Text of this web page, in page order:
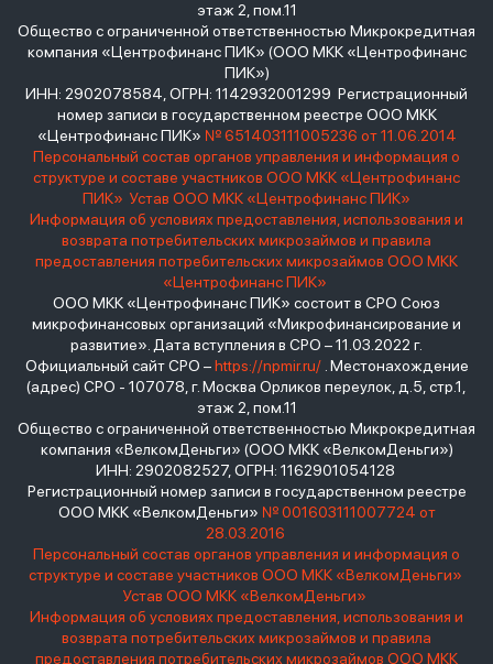
этаж 2, пом.11
Общество с ограниченной ответственностью Микрокредитная
компания «Центрофинанс ПИК» (ООО МКК «Центрофинанс
ПИК»)
ИНН: 2902078584, ОГРН: 1142932001299 Регистрационный
номер записи в государственном реестре ООО МКК
«Центрофинанс ПИК» № 651403111005236 от 11.06.2014
Персональный состав органов управления и информация о
структуре и составе участников ООО МКК «Центрофинанс
ПИК» Устав ООО МКК «Центрофинанс ПИК»
Информация об условиях предоставления, использования и
возврата потребительских микрозаймов и правила
предоставления потребительских микрозаймов ООО МКК
«Центрофинанс ПИК»
ООО МКК «Центрофинанс ПИК» состоит в СРО Союз
микрофинансовых организаций «Микрофинансирование и
развитие». Дата вступления в СРО – 11.03.2022 г.
Официальный сайт СРО –https://npmir.ru/. Местонахождение
(адрес) СРО - 107078, г. Москва Орликов переулок, д.5, стр.1,
этаж 2, пом.11
Общество с ограниченной ответственностью Микрокредитная
компания «ВелкомДеньги» (ООО МКК «ВелкомДеньги»)
ИНН: 2902082527, ОГРН: 1162901054128
Регистрационный номер записи в государственном реестре
ООО МКК «ВелкомДеньги» № 001603111007724 от
28.03.2016
Персональный состав органов управления и информация о
структуре и составе участников ООО МКК «ВелкомДеньги»
Устав ООО МКК «ВелкомДеньги»
Информация об условиях предоставления, использования и
возврата потребительских микрозаймов и правила
предоставления потребительских микрозаймов ООО МКК